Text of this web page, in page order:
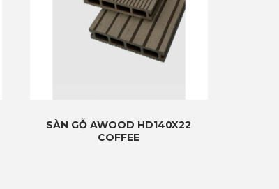
SÀN GỖ AWOOD HD140X22
COFFEE